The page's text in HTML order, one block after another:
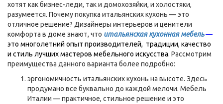
хотят как бизнес-леди, так и домохозяйки, и холостяки,
разумеется. Почему покупка итальянских кухонь — это
отличное решение? Дизайнеры интерьеров и ценители
комфорта в доме знают, что итальянская кухонная мебель—
это многолетний опыт производителей, традиции, качество
и стиль лучших мастеров мебельного искусства. Рассмотрим
преимущества данного варианта более подробно:
эргономичность итальянских кухонь на высоте. Здесь
продумано все буквально до каждой мелочи. Мебель
Италии — практичное, стильное решение и это